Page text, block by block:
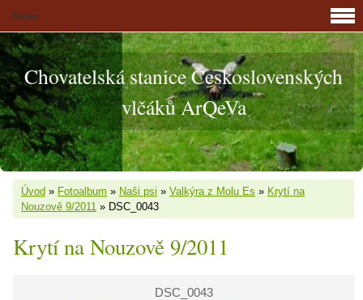
Chovatelská stanice Československých
vlčáků ArQeVa
Úvod » Fotoalbum » Naši psi » Valkýra z Molu Es » Krytí na
Nouzově 9/2011 » DSC_0043
Krytí na Nouzově 9/2011
DSC_0043
Menu